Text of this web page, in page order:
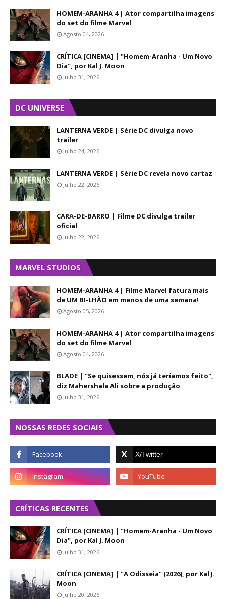
HOMEM-ARANHA 4 | Ator compartilha imagens
do set do filme Marvel
Agosto 04, 2026
CRÍTICA [CINEMA] | "Homem-Aranha - Um Novo
Dia", por Kal J. Moon
Julho 31, 2026
DC UNIVERSE
LANTERNA VERDE | Série DC divulga novo
trailer
Julho 24, 2026
LANTERNA VERDE | Série DC revela novo cartaz
Julho 22, 2026
CARA-DE-BARRO | Filme DC divulga trailer
oficial
Julho 22, 2026
MARVEL STUDIOS
HOMEM-ARANHA 4 | Filme Marvel fatura mais
de UM BI-LHÃO em menos de uma semana!
Agosto 05, 2026
HOMEM-ARANHA 4 | Ator compartilha imagens
do set do filme Marvel
Agosto 04, 2026
BLADE | "Se quisessem, nós já teríamos feito",
diz Mahershala Ali sobre a produção
Julho 31, 2026
NOSSAS REDES SOCIAIS
CRÍTICAS RECENTES
CRÍTICA [CINEMA] | "Homem-Aranha - Um Novo
Dia", por Kal J. Moon
Julho 31, 2026
CRÍTICA [CINEMA] | "A Odisseia" (2026), por Kal J.
Moon
Julho 20, 2026